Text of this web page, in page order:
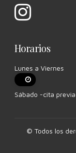
Horarios
Lunes a Viernes
Sábado -cita previa
© Todos los